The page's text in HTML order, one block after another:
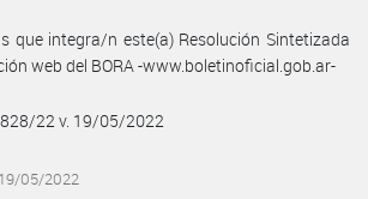
que integra/n este(a) Resolución Sintetizada
web del BORA -www.boletinoficial.gob.ar-
22 v. 19/05/2022
05/2022